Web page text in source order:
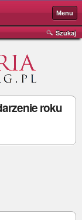
Menu
Szukaj
roku